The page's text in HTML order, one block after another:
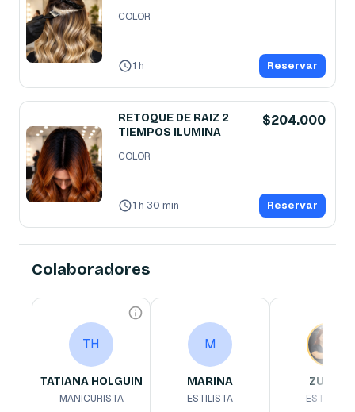
COLOR
1 h Reservar
RETOQUE DE RAIZ 2
TIEMPOS ILUMINA
$204.000
COLOR
1 h 30 min Reservar
Colaboradores
TH
TATIANA HOLGUIN
MANICURISTA
MANICURISTA
uñas tradicionales, semi
permanente ,gel ,press
on,forrado con rubber
M
MARINA
ESTILISTA
ESTILISTA
ZULMA
ESTILISTA
ESTILISTA
Estilista
en rubios,
lights, cortes de
peinados.